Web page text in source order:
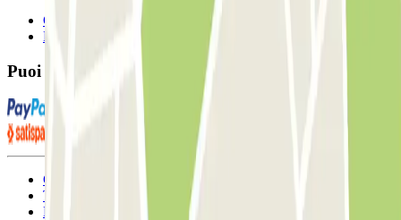
Contattaci
FAQ
Puoi utilizzare questi metodi di pagamento:
Condizioni contrattuali e di utilizzo
Termini di cancellazione
Politica sui cookies